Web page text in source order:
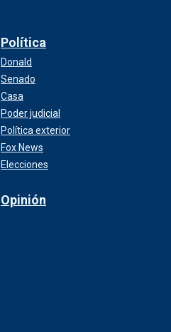
Política
Donald
Senado
Casa
Poder judicial
Política exterior
Fox News
Elecciones
Opinión